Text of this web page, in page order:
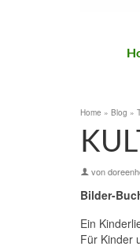
Home » Blog »
von
Bilder-
Ein
Für Kinder